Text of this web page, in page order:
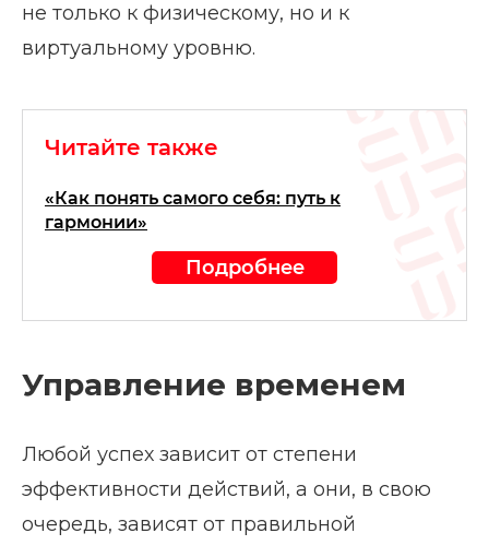
не только к физическому, но и к
виртуальному уровню.
Читайте также
«Как понять самого себя: путь к
гармонии»
Подробнее
Управление временем
Любой успех зависит от степени
эффективности действий, а они, в свою
очередь, зависят от правильной